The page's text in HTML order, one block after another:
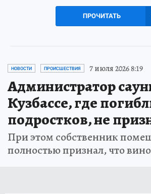
ПРОЧИТАТЬ
НОВОСТИ ПРОИСШЕСТВИЯ 7 июля 2026 8:19
Администратор
Кузбассе, где
подростков, не
При этом собственник
полностью признал, что